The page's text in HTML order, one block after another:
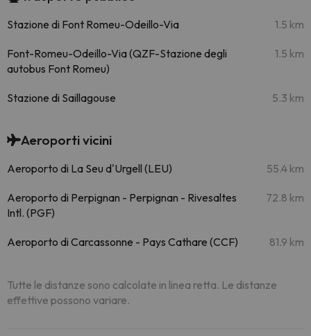
Stazione di Font Romeu-Odeillo-Via 1.5 km
Font-Romeu-Odeillo-Via (QZF-Stazione degli
autobus Font Romeu)
1.5 km
Stazione di Saillagouse 5.3 km
Aeroporti vicini
Aeroporto di La Seu d'Urgell (LEU) 55.4 km
Aeroporto di Perpignan - Perpignan - Rivesaltes
Intl. (PGF)
72.8 km
Aeroporto di Carcassonne - Pays Cathare (CCF) 81.9 km
Tutte le distanze sono calcolate in linea retta. Le distanze
effettive possono variare.